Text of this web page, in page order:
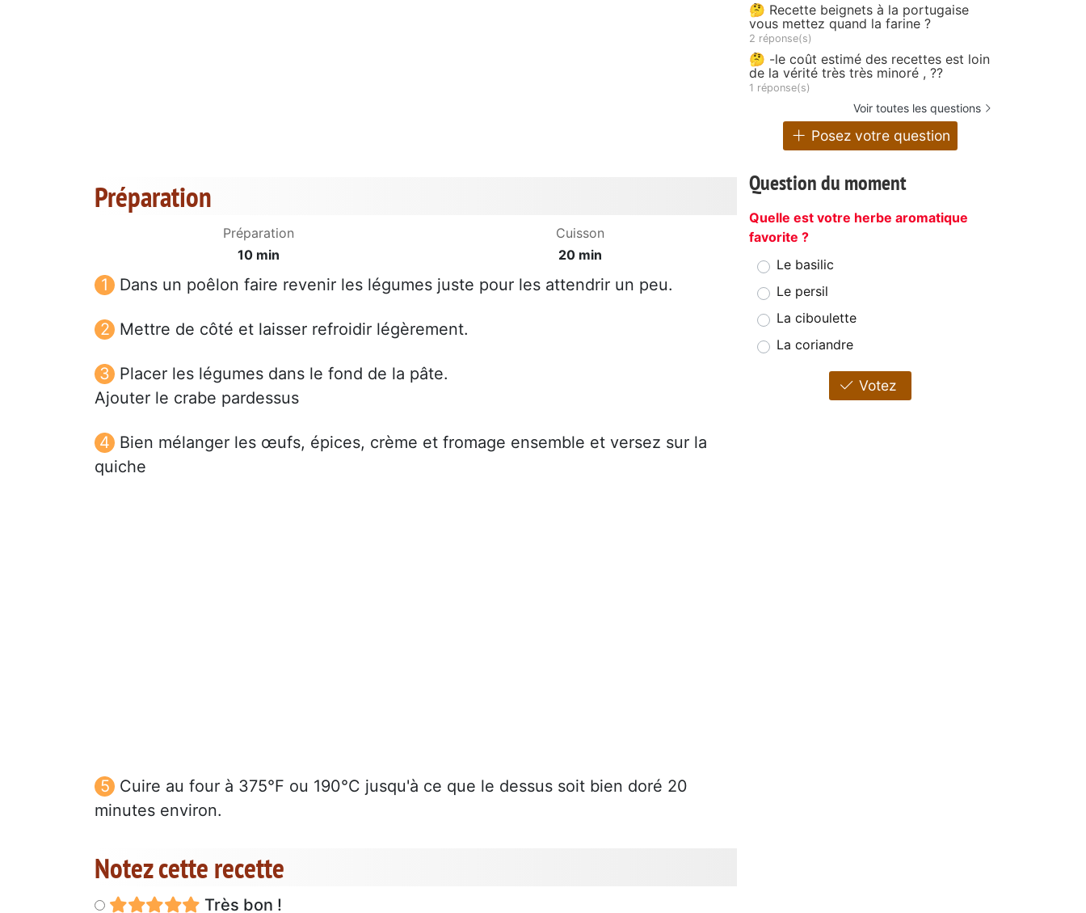
Préparation
Préparation
10 min
Cuisson
20 min
Dans un poêlon faire revenir les légumes juste pour les attendrir un peu.
Mettre de côté et laisser refroidir légèrement.
Placer les légumes dans le fond de la pâte.
Ajouter le crabe pardessus
Bien mélanger les œufs, épices, crème et fromage ensemble et versez sur la
quiche
Cuire au four à 375°F ou 190°C jusqu'à ce que le dessus soit bien doré 20
minutes environ.
Notez cette recette
Très bon !
🤔 Recette beignets à la portugaise
vous mettez quand la farine ?
2 réponse(s)
🤔 -le coût estimé des recettes est loin
de la vérité très très minoré , ??
1 réponse(s)
Voir toutes les questions
Posez votre question
Question du moment
Quelle est votre herbe aromatique
favorite ?
Le basilic
Le persil
La ciboulette
La coriandre
Votez